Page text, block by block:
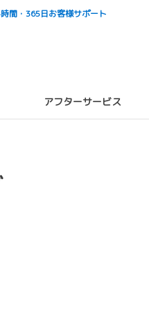
アフターサービス
間・365日お客様サポート